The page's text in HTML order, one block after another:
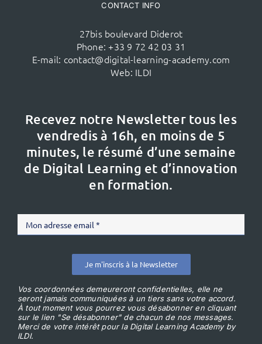
CONTACT INFO
27bis boulevard Diderot
Phone: +33 9 72 42 03 31
E-mail: contact@digital-learning-academy.com
Web: ILDI
Recevez notre Newsletter tous les
vendredis à 16h, en moins de 5
minutes, le résumé d’une semaine
de Digital Learning et d’innovation
en formation.
Je m'inscris à la Newsletter
Vos coordonnées demeureront confidentielles, elle ne
seront jamais communiquées à un tiers sans votre accord.
À tout moment vous pourrez vous désabonner en cliquant
sur le lien "Se désabonner" de chacun de nos messages.
Merci de votre intérêt pour la Digital Learning Academy by
ILDI.